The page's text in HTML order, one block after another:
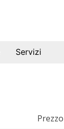
Servizi
Prezzo